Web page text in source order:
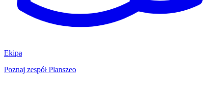
Ekipa
Poznaj zespół Planszeo